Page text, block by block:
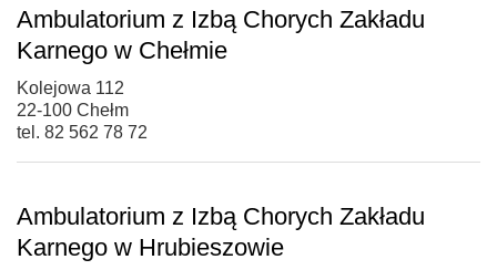
Ambulatorium z Izbą Chorych Zakładu
Karnego w Chełmie
Kolejowa 112
22-100 Chełm
tel. 82 562 78 72
Ambulatorium z Izbą Chorych Zakładu
Karnego w Hrubieszowie